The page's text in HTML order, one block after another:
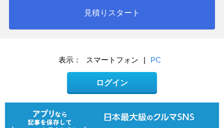
見積りスタート
表示： スマートフォン | PC
ログイン